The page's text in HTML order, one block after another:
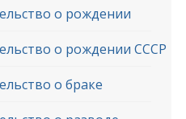
о рождении
о рождении СССР
о браке